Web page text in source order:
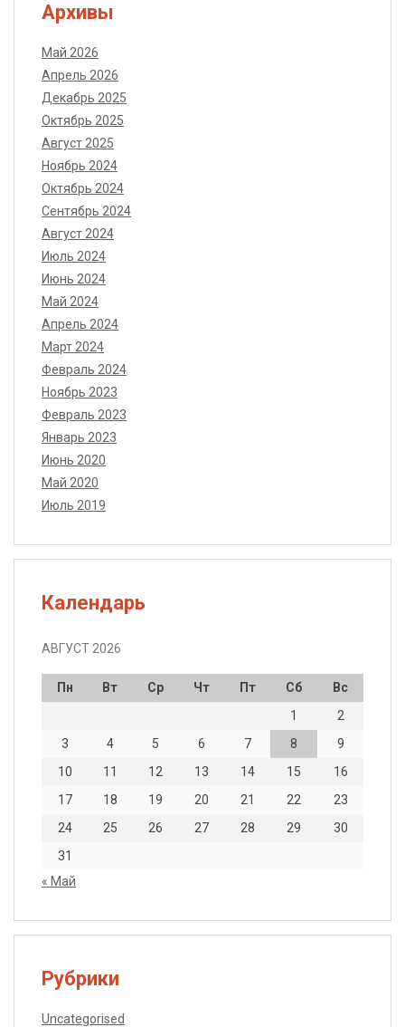
Архивы
Май 2026
Апрель 2026
Декабрь 2025
Октябрь 2025
Август 2025
Ноябрь 2024
Октябрь 2024
Сентябрь 2024
Август 2024
Июль 2024
Июнь 2024
Май 2024
Апрель 2024
Март 2024
Февраль 2024
Ноябрь 2023
Февраль 2023
Январь 2023
Июнь 2020
Май 2020
Июль 2019
Календарь
АВГУСТ 2026
Пн Вт Ср Чт Пт Сб
Вс
1
2
3
4 5 6 7 8
9
10
11 12 13 14 15
16
17
18 19 20 21 22
23
24
25 26 27 28 29
30
31
« Май
Рубрики
Uncategorised